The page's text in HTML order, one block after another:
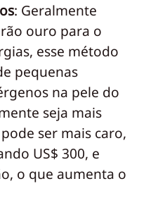
: Geralmente
ouro para o
esse método
pequenas
na pele do
seja mais
ser mais caro,
US$ 300, e
o que aumenta o